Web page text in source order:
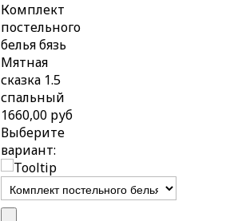
Комплект
постельного
белья бязь
Мятная
сказка 1.5
спальный
1660,00 руб
Выберите
вариант: